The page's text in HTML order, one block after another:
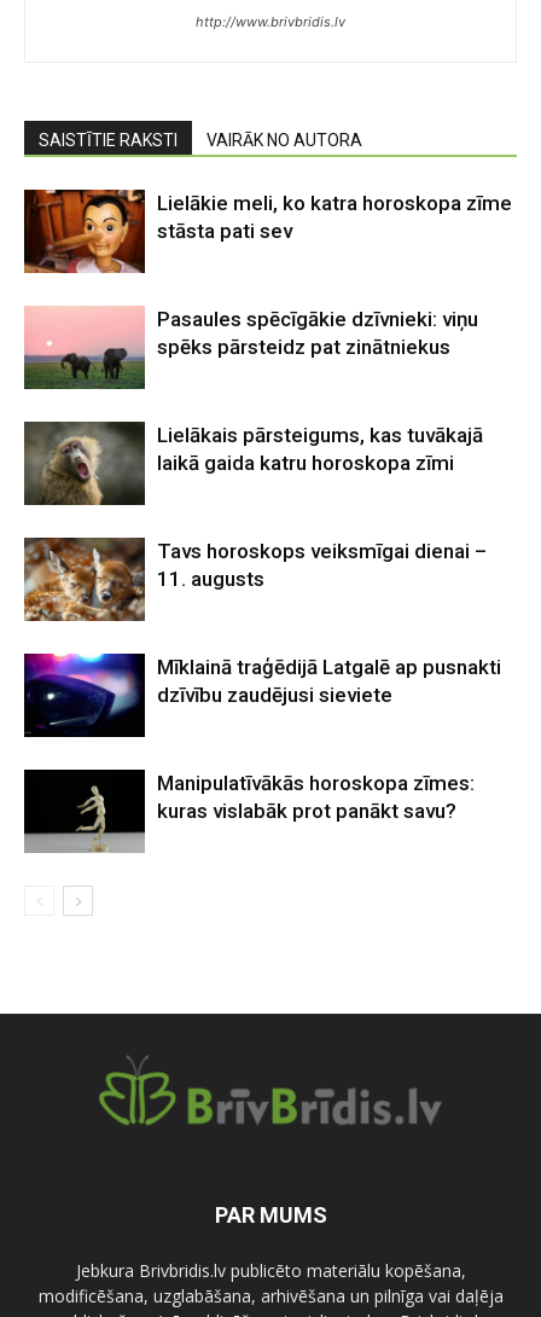
http://www.brivbridis.lv
SAISTĪTIE RAKSTI VAIRĀK NO AUTORA
Lielākie meli, ko katra horoskopa zīme
stāsta pati sev
Pasaules spēcīgākie dzīvnieki: viņu
spēks pārsteidz pat zinātniekus
Lielākais pārsteigums, kas tuvākajā
laikā gaida katru horoskopa zīmi
Tavs horoskops veiksmīgai dienai –
11. augusts
Mīklainā traģēdijā Latgalē ap pusnakti
dzīvību zaudējusi sieviete
Manipulatīvākās horoskopa zīmes:
kuras vislabāk prot panākt savu?
PAR MUMS
Jebkura Brivbridis.lv publicēto materiālu kopēšana,
modificēšana, uzglabāšana, arhivēšana un pilnīga vai daļēja